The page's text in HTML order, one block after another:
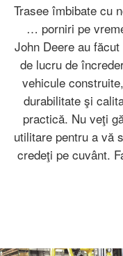
Trasee îmbibate cu
… porniri pe
John Deere au
de lucru de
vehicule
durabilitate şi
practică. Nu veţi
utilitare pentru a vă
credeţi pe cuvânt.